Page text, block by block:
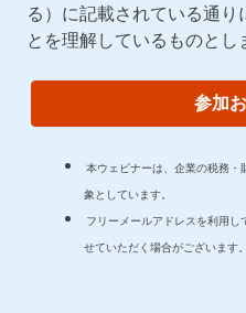
る）に記載されている通
とを理解しているものとし
参加
本ウェビナーは、企業の税務
象としています。
フリーメールアドレスを利用し
せていただく場合がございます。